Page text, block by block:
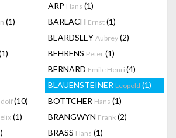
ARP Hans (1)
(1) BARLACH Ernst (1)
BEARDSLEY Aubrey (2)
BEHRENS Peter (1)
BERNARD Emile Henri (4)
BLAUENSTEINER Leopold (1)
(10) BÖTTCHER Hans (1)
(1) BRANGWYN Frank (2)
BRASS Hans (1)